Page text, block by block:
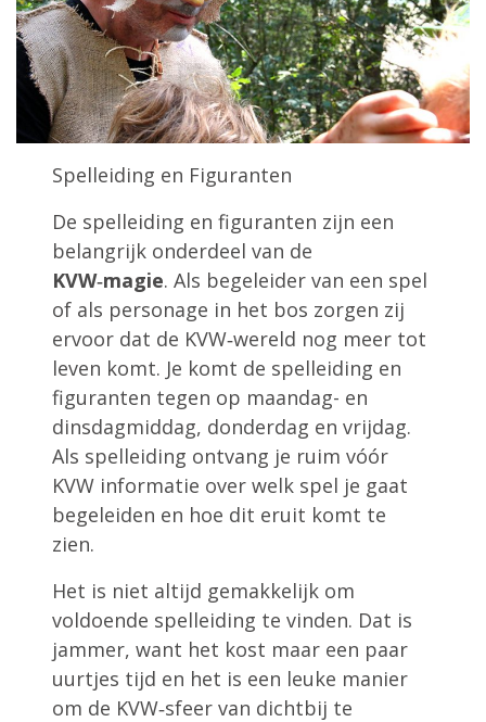
Spelleiding en Figuranten
De spelleiding en figuranten zijn een
belangrijk onderdeel van de
KVW‑magie. Als begeleider van een spel
of als personage in het bos zorgen zij
ervoor dat de KVW‑wereld nog meer tot
leven komt. Je komt de spelleiding en
figuranten tegen op maandag- en
dinsdagmiddag, donderdag en vrijdag.
Als spelleiding ontvang je ruim vóór
KVW informatie over welk spel je gaat
begeleiden en hoe dit eruit komt te
zien.
Het is niet altijd gemakkelijk om
voldoende spelleiding te vinden. Dat is
jammer, want het kost maar een paar
uurtjes tijd en het is een leuke manier
om de KVW‑sfeer van dichtbij te